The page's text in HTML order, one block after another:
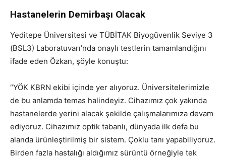
Hastanelerin Demirbaşı Olacak
Yeditepe Üniversitesi ve TÜBİTAK Biyogüvenlik Seviye 3
(BSL3) Laboratuvarı’nda onaylı testlerin tamamlandığını
ifade eden Özkan, şöyle konuştu:
“YÖK KBRN ekibi içinde yer alıyoruz. Üniversitelerimizle
de bu anlamda temas halindeyiz. Cihazımız çok yakında
hastanelerde yerini alacak şekilde çalışmalarımıza devam
ediyoruz. Cihazımız optik tabanlı, dünyada ilk defa bu
alanda ürünleştirilmiş bir sistem. Çoklu tanı yapabiliyoruz.
Birden fazla hastalığı aldığımız sürüntü örneğiyle tek